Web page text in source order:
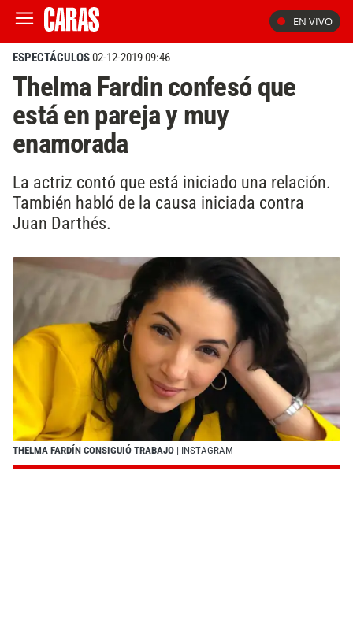
EN VIVO
ESPECTÁCULOS02-12-2019 09:46
Thelma Fardin confesó que
está en pareja y muy
enamorada
La actriz contó que está iniciado una relación.
También habló de la causa iniciada contra
Juan Darthés.
THELMA FARDÍN CONSIGUIÓ TRABAJO | INSTAGRAM